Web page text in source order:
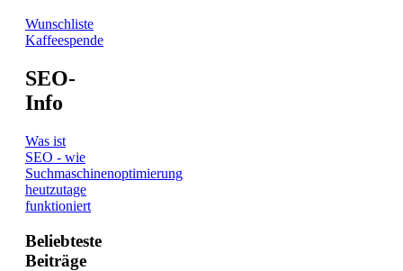
Wunschliste
Kaffeespende
SEO-
Info
Was ist
SEO - wie
Suchmaschinenoptimierung
heutzutage
funktioniert
Beliebteste
Beiträge